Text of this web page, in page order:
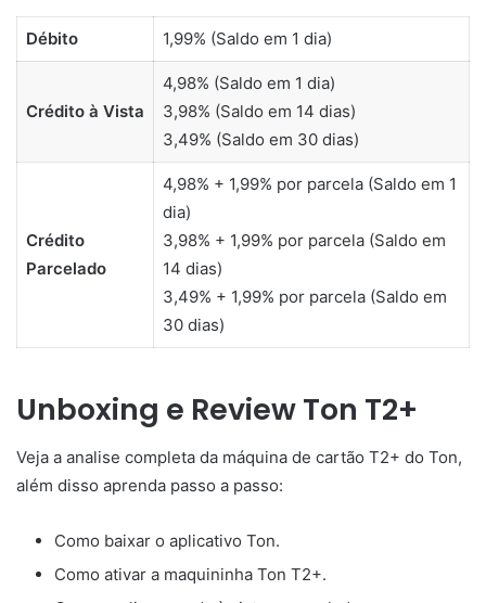
Débito 1,99% (Saldo em 1 dia)
Crédito à Vista
4,98% (Saldo em 1 dia)
3,98% (Saldo em 14 dias)
3,49% (Saldo em 30 dias)
Crédito
Parcelado
4,98% + 1,99% por parcela (Saldo em 1
dia)
3,98% + 1,99% por parcela (Saldo em
14 dias)
3,49% + 1,99% por parcela (Saldo em
30 dias)
Unboxing e Review Ton T2+
Veja a analise completa da máquina de cartão T2+ do Ton,
além disso aprenda passo a passo:
Como baixar o aplicativo Ton.
Como ativar a maquininha Ton T2+.